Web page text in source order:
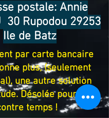
postale: Annie
30 Rupodou 29253
Ile de Batz
par carte bancaire
plus, (seulement
une autre solution
Désolée pour ce
temps !